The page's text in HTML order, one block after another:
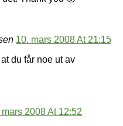
10. mars 2008 At 21:15
du får noe ut av
mars 2008 At 12:52